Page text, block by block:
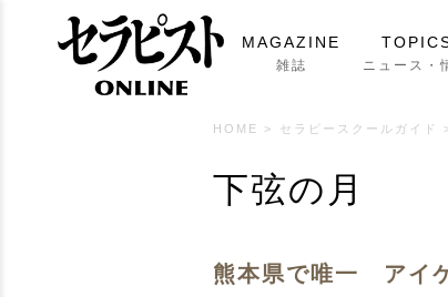
MAGAZINE
雑誌 ニュース・
HOME > セラピースクールガイド
下弦の月
熊本県で唯一 アイ